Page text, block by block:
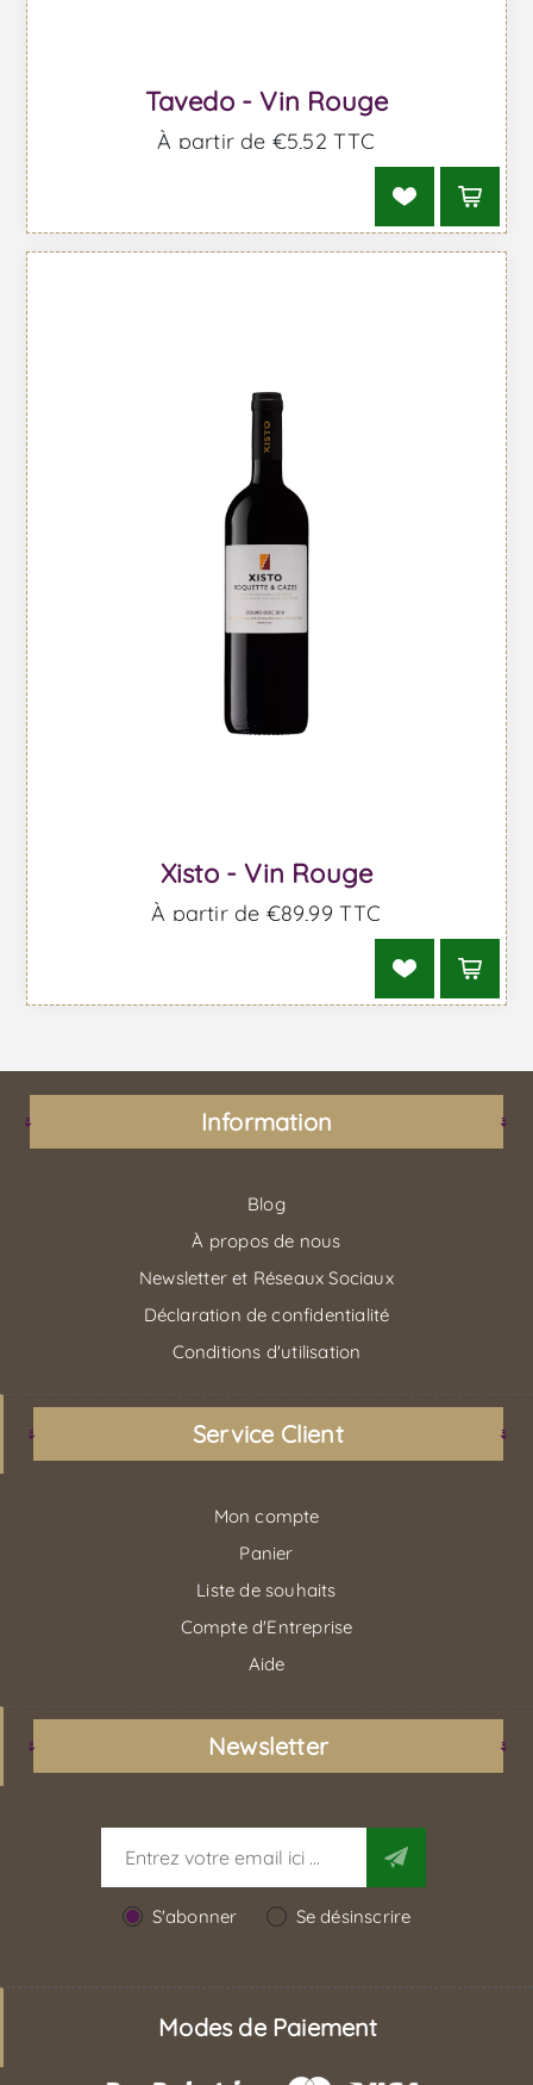
Tavedo - Vin Rouge
À partir de €5,52 TTC
Xisto - Vin Rouge
À partir de €89,99 TTC
Information
Blog
À propos de nous
Newsletter et Réseaux Sociaux
Déclaration de confidentialité
Conditions d'utilisation
Service Client
Mon compte
Panier
Liste de souhaits
Compte d'Entreprise
Aide
Newsletter
S'abonner Se désinscrire
Modes de Paiement